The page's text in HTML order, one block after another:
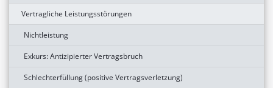
Vertragliche Leistungsstörungen
Nichtleistung
Exkurs: Antizipierter Vertragsbruch
Schlechterfüllung (positive Vertragsverletzung)